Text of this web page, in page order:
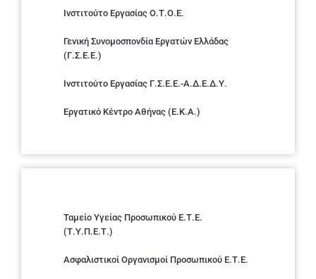
Ινστιτούτο Εργασίας Ο.Τ.Ο.Ε.
Γενική Συνομοσπονδία Εργατών Ελλάδας
(Γ.Σ.Ε.Ε.)
Ινστιτούτο Εργασίας Γ.Σ.Ε.Ε.-Α.Δ.Ε.Δ.Υ.
Εργατικό Κέντρο Αθήνας (Ε.Κ.Α.)
Ταμείο Υγείας Προσωπικού Ε.Τ.Ε.
(Τ.Υ.Π.Ε.Τ.)
Ασφαλιστικοί Οργανισμοί Προσωπικού Ε.Τ.Ε.